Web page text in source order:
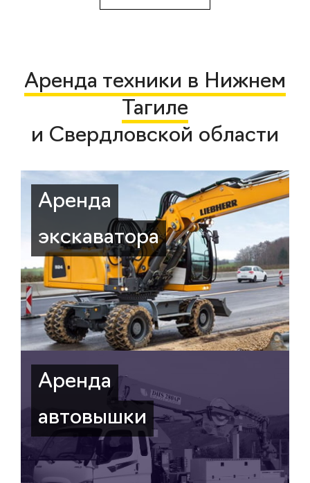
Аренда техники в Нижнем
Тагиле
и Свердловской области
Аренда
экскаватора
Аренда
автовышки